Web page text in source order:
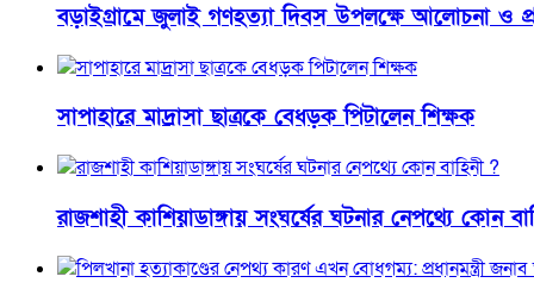
বড়াইগ্রামে জুলাই গণহত্যা দিবস উপলক্ষে আলোচনা ও
সাপাহারে মাদ্রাসা ছাত্রকে বেধড়ক পিটালেন শিক্ষক
রাজশাহী কাশিয়াডাঙ্গায় সংঘর্ষের ঘটনার নেপথ্যে কোন